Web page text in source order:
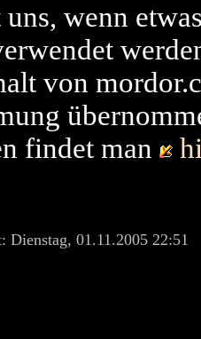
wenn
von
findet man
Dienstag, 01.11.2005 22:51